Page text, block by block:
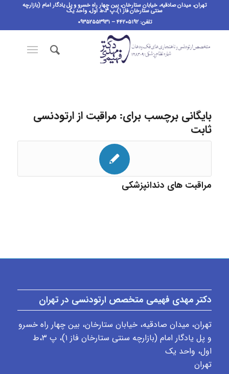
تهران، میدان صادقیه، خیابان ستارخان، بین چهار راه خسرو و پل یادگار امام (بازارچه
سنتی ستارخان فاز ۱)،پ ٣،ط اول، واحد یک
تلفن: ۴۴۲۰۵۱۹۲ – ۰۹۳۵۲۵۵۳۹۳۱
بایگانی برچسب برای: مراقبت از ارتودنسی
ثابت
مراقبت های دندانپزشکی
دکتر مهدی فهیمی متخصص ارتودنسی در تهران
تهران، میدان صادقیه، خیابان ستارخان، بین چهار راه خسرو
و پل یادگار امام (بازارچه سنتی ستارخان فاز ۱)، پ ٣،ط
اول، واحد یک
تهران